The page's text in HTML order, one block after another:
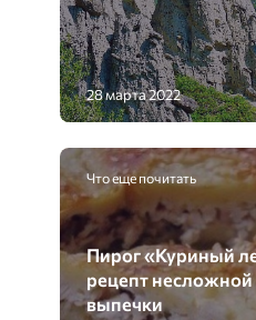
28 марта 2022
Что еще почитать
Пирог «Куриный
рецепт несложной
выпечки